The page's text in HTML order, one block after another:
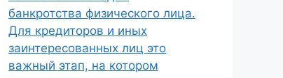
банкротства физического лица.
Для кредиторов и иных
заинтересованных лиц это
важный этап, на котором